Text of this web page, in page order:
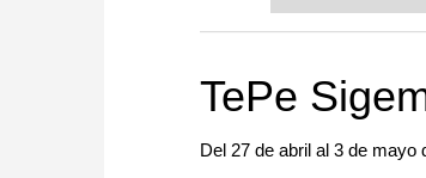
more efficiently,
TePe
Del 27 de abril al 3 de mayo